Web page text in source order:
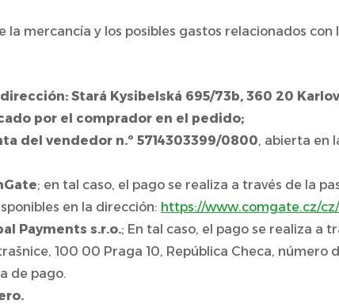
mercancía y los posibles gastos relacionados
Stará Kysibelská 695/73b, 360 20
por el comprador en el pedido;
del vendedor n.º 5714303399/0800, abierta en
; en tal caso, el pago se realiza a través de la
en la dirección: https://www.comgate.cz/
Payments s.r.o.; En tal caso, el pago se realiza a
100 00 Praga 10, República Checa,
de pago.